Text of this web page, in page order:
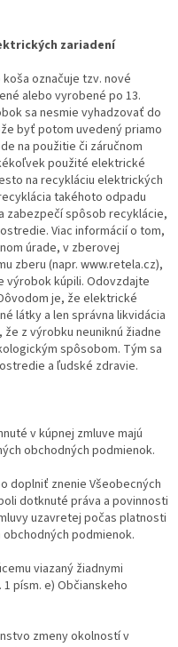
zariadení
označuje tzv. nové
alebo vyrobené po 13.
sa nesmie vyhadzovať do
byť potom uvedený priamo
na použitie či záručnom
použité elektrické
na recykláciu elektrických
takéhoto odpadu
zabezpečí spôsob recyklácie,
Viac informácií o tom,
úrade, v zberovej
zberu (napr. www.retela.cz),
výrobok kúpili. Odovzdajte
je, že elektrické
látky a len správna likvidácia
z výrobku neuniknú žiadne
spôsobom. Tým sa
a ľudské zdravie.
v kúpnej zmluve majú
obchodných podmienok.
doplniť znenie Všeobecných
dotknuté práva a povinnosti
uzavretej počas platnosti
podmienok.
viazaný žiadnymi
písm. e) Občianskeho
zmeny okolností v